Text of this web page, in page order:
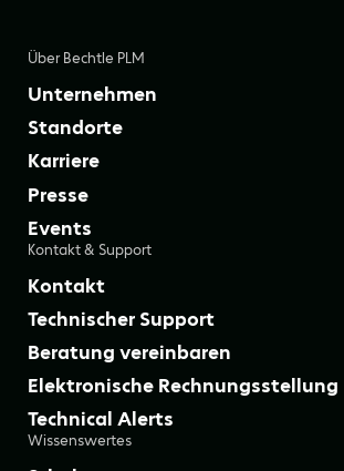
Über Bechtle PLM
Unternehmen
Standorte
Karriere
Presse
Events
Kontakt & Support
Kontakt
Technischer Support
Beratung vereinbaren
Elektronische Rechnungsstellung
Technical Alerts
Wissenswertes